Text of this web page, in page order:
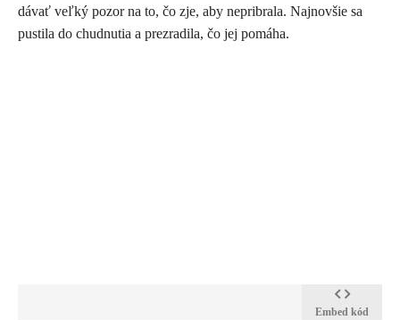
dávať veľký pozor na to, čo zje, aby nepribrala. Najnovšie sa
pustila do chudnutia a prezradila, čo jej pomáha.
Embed kód